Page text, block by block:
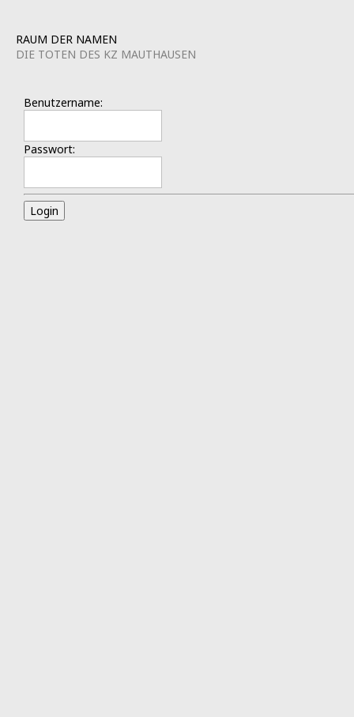
RAUM DER NAMEN
DIE TOTEN DES KZ MAUTHAUSEN
Benutzername:
Passwort:
Login